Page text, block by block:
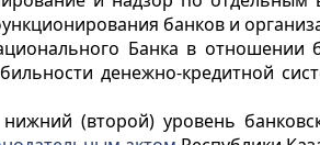
банков и
Банка в отношении
денежно-кредитной
(второй) уровень